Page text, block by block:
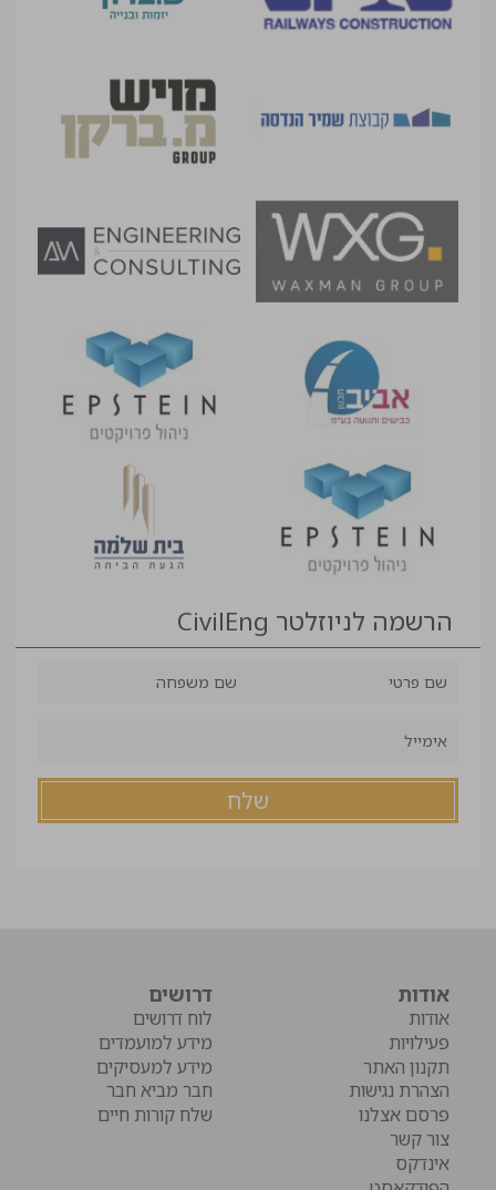
הרשמה לניוזלטר CivilEng
אודות
אודות
פעילויות
תקנון האתר
הצהרת נגישות
פרסם אצלנו
צור קשר
אינדקס
דרושים
לוח דרושים
מידע למועמדים
מידע למעסיקים
חבר מביא חבר
שלח קורות חיים